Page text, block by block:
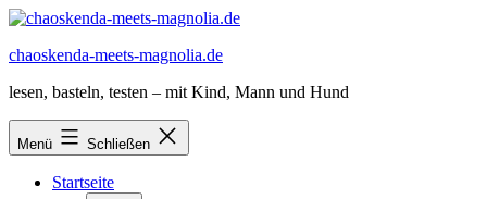
Zum
springen
chaoskenda-meets-magnolia.de
lesen, basteln, testen – mit Kind, Mann und Hund
Menü Schließen
Startseite